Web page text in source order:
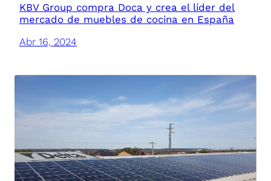
KBV Group compra Doca y crea el líder del
mercado de muebles de cocina en España
Abr 16, 2024